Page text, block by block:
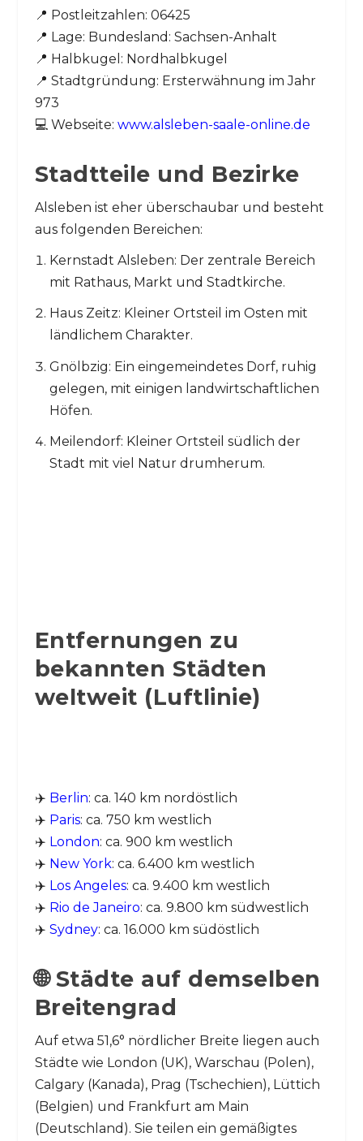
📍 Postleitzahlen: 06425
📍 Lage: Bundesland: Sachsen-Anhalt
📍 Halbkugel: Nordhalbkugel
📍 Stadtgründung: Ersterwähnung im Jahr
973
💻 Webseite: www.alsleben-saale-online.de
Stadtteile und Bezirke
Alsleben ist eher überschaubar und besteht
aus folgenden Bereichen:
Kernstadt Alsleben: Der zentrale Bereich
mit Rathaus, Markt und Stadtkirche.
Haus Zeitz: Kleiner Ortsteil im Osten mit
ländlichem Charakter.
Gnölbzig: Ein eingemeindetes Dorf, ruhig
gelegen, mit einigen landwirtschaftlichen
Höfen.
Meilendorf: Kleiner Ortsteil südlich der
Stadt mit viel Natur drumherum.
Entfernungen zu
bekannten Städten
weltweit (Luftlinie)
✈️ Berlin: ca. 140 km nordöstlich
✈️ Paris: ca. 750 km westlich
✈️ London: ca. 900 km westlich
✈️ New York: ca. 6.400 km westlich
✈️ Los Angeles: ca. 9.400 km westlich
✈️ Rio de Janeiro: ca. 9.800 km südwestlich
✈️ Sydney: ca. 16.000 km südöstlich
🌐 Städte auf demselben
Breitengrad
Auf etwa 51,6° nördlicher Breite liegen auch
Städte wie London (UK), Warschau (Polen),
Calgary (Kanada), Prag (Tschechien), Lüttich
(Belgien) und Frankfurt am Main
(Deutschland). Sie teilen ein gemäßigtes